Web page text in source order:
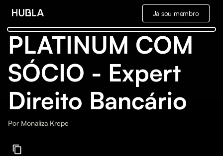
Já sou membro
PLATINUM COM
SÓCIO - Expert
Direito Bancário
Por Monaliza Krepe